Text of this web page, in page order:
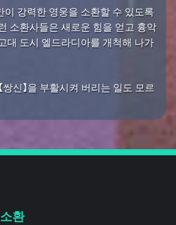
이 강력한 영웅을 소환할 수 있도록
소환사들은 새로운 힘을 얻고 흉악
대 도시 엘드라디아를 개척해 나가
신】을 부활시켜 버리는 일도 모르
환